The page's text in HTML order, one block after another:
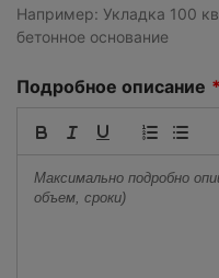
Например: Укладка 100
бетонное основание
Подробное описание